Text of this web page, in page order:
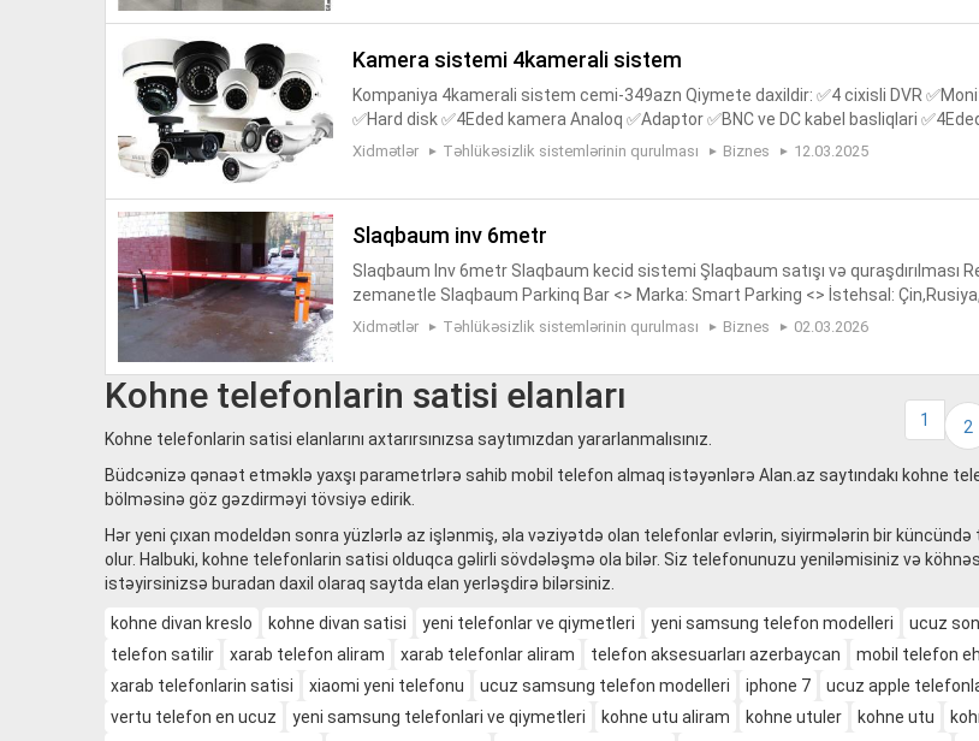
kamera sistemi 4kamerali sistem
Kompaniya 4kamerali sistem cemi-349azn Qiymete daxildir: ✅4 cixisli DVR
✅Hard disk ✅4Eded kamera Analoq ✅Adaptor ✅BNC ve DC kabel basliqlari ✅4Eded
opka ✅ Onlayn telefonan izleme imkani Elave melumat ucun zenq edin whatsapp
Xidmətlər Təhlükəsizlik sistemlərinin qurulması Biznes 12.03.2025
slaqbaum inv 6metr
Slaqbaum Inv 6metr Slaqbaum kecid sistemi Şlaqbaum satışı və quraşdırılması
zemanetle Slaqbaum Parkinq Bar <> Marka: Smart Parking <> İstehsal:
ya <> Rəsmi zəmanət 1-3il <> Qolun uzunluğu 6m <> İşlə...
Xidmətlər Təhlükəsizlik sistemlərinin qurulması Biznes 02.03.2026
1 2
Kohne telefonlarin satisi elanları
Kohne telefonlarin satisi elanlarını axtarırsınızsa saytımızdan yararlanmalısınız.
Büdcənizə qənaət etməklə yaxşı parametrlərə sahib mobil telefon almaq istəyənlərə Alan.az saytındakı kohne
bölməsinə göz gəzdirməyi tövsiyə edirik.
Hər yeni çıxan modeldən sonra yüzlərlə az işlənmiş, əla vəziyətdə olan telefonlar evlərin, siyirmələrin bir
olur. Halbuki, kohne telefonlarin satisi olduqca gəlirli sövdələşmə ola bilər. Siz telefonunuzu yeniləmisiniz və
istəyirsinizsə buradan daxil olaraq saytda elan yerləşdirə bilərsiniz.
kohne divan kreslo kohne divan satisi yeni telefonlar ve qiymetleri yeni samsung telefon modelleri
ucuz
telefon satilir
xarab telefon aliram xarab telefonlar aliram telefon aksesuarları azerbaycan
mobil telefon
xarab telefonlarin satisi
xiaomi yeni telefonu ucuz samsung telefon modelleri iphone 7 ucuz apple
vertu telefon en ucuz
yeni samsung telefonlari ve qiymetleri kohne utu aliram kohne utuler kohne utu